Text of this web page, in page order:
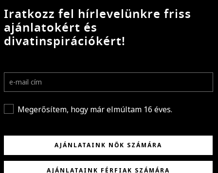
Iratkozz fel hírlevelünkre friss
ajánlatokért és
divatinspirációkért!
Megerősítem, hogy már elmúltam 16 éves.
AJÁNLATAINK NŐK SZÁMÁRA
AJÁNLATAINK FÉRFIAK SZÁMÁRA